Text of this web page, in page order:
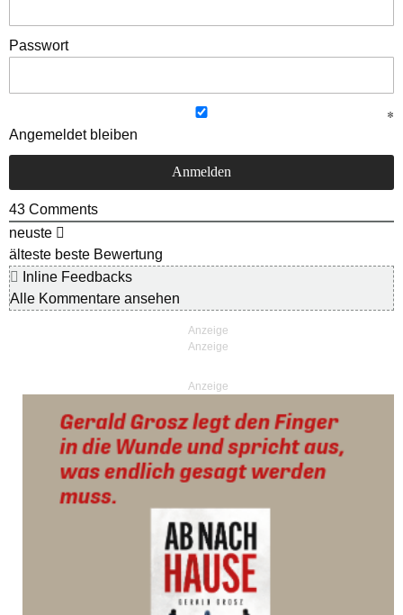
Passwort
Angemeldet bleiben
43 Comments
neuste
älteste beste Bewertung
Inline Feedbacks
Alle Kommentare ansehen
Anzeige